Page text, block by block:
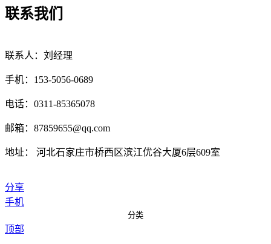
联系我们
联系人：刘经理
手机：153-5056-0689
电话：0311-85365078
邮箱：87859655@qq.com
地址： 河北石家庄市桥西区滨江优谷大厦6层609室
分享
手机
分类
顶部